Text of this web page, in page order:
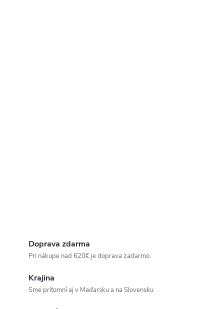
Doprava zdarma
Pri nákupe nad 620€ je doprava zadarmo.
Krajina
Sme prítomní aj v Maďarsku a na Slovensku